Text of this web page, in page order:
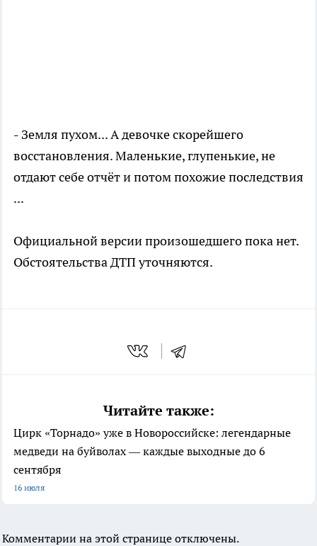
- Земля пухом... А девочке скорейшего
восстановления. Маленькие, глупенькие, не
отдают себе отчёт и потом похожие последствия
...
Официальной версии произошедшего пока нет.
Обстоятельства ДТП уточняются.
Читайте также:
Цирк «Торнадо» уже в Новороссийске: легендарные
медведи на буйволах — каждые выходные до 6
сентября
16 июля
Комментарии на этой странице отключены.